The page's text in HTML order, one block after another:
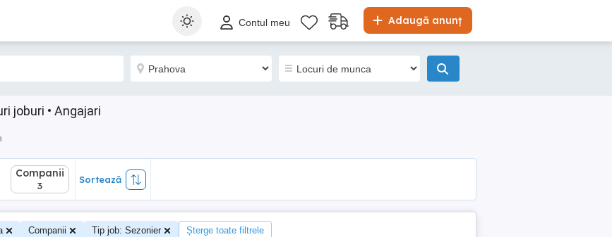
Adaugă anunț
Contul meu
joburi • Angajari
Companii
3
Sortează
Companii Tip job: Sezonier Șterge toate filtrele